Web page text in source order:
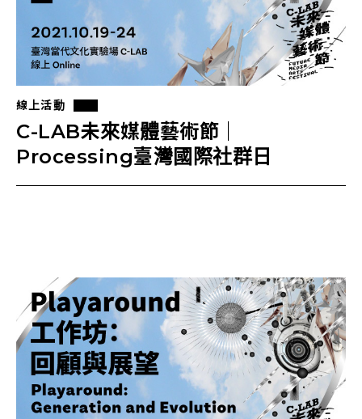
線上活動
C-LAB未來媒體藝術節｜
Processing臺灣國際社群日